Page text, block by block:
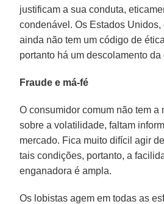
justificam a sua conduta,
condenável. Os Estados Unidos,
ainda não tem um código de
portanto há um descolamento
Fraude e má-fé
O consumidor comum não tem a
sobre a volatilidade, faltam
mercado. Fica muito difícil agir
tais condições, portanto, a
enganadora é ampla.
Os lobistas agem em todas as